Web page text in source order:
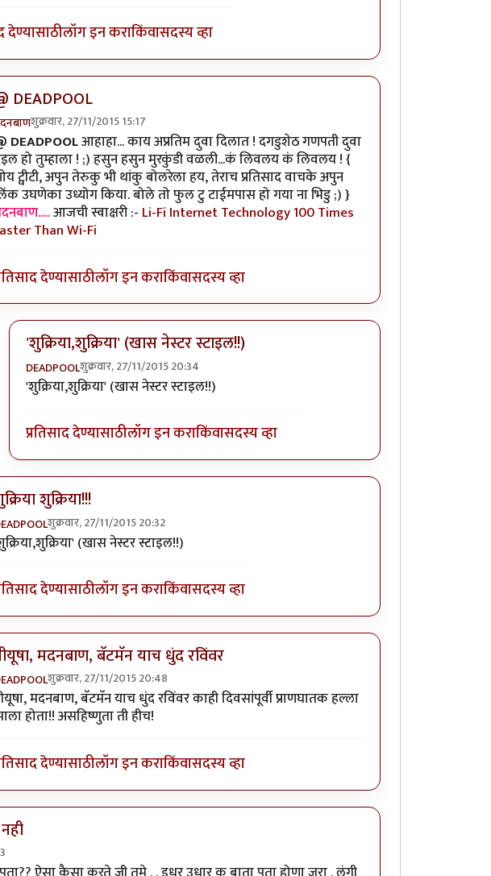
देण्यासाठीलॉग इन कराकिंवासदस्य व्हा
DEADPOOL
शुक्रवार, 27/11/2015 15:17
reply toवा तुमच्यामुळे मी इतका विनोदीbyपियुशा
DEADPOOLआहाहा... काय अप्रतिम दुवा दिलात ! दगडुशेठ गणपती दुवा
हो तुम्हाला ! ;) हसुन हसुन मुरकुंडी वळली...कं लिवलय कं लिवलय ! {
ट्वीटी, अपुन तेरुकु भी थांकु बोलरेला हय, तेराच प्रतिसाद वाचके अपुन
उघणेका उध्योग किया. बोले तो फुल टु टाईमपास हो गया ना भिडु ;) }
आजची स्वाक्षरी :- Li-Fi Internet Technology 100 Times
Than Wi-Fi
देण्यासाठीलॉग इन कराकिंवासदस्य व्हा
'शुक्रिया,शुक्रिया' (खास नेस्टर स्टाइल!!)
DEADPOOLशुक्रवार, 27/11/2015 20:34
In reply to@ DEADPOOLbyमदनबाण
'शुक्रिया,शुक्रिया' (खास नेस्टर स्टाइल!!)
प्रतिसाद देण्यासाठीलॉग इन कराकिंवासदस्य व्हा
शुक्रिया!!!
शुक्रवार, 27/11/2015 20:32
reply toवा तुमच्यामुळे मी इतका विनोदी
(खास नेस्टर स्टाइल!!)
देण्यासाठीलॉग इन कराकिंवासदस्य व्हा
मदनबाण, बॅटमॅन याच धुंद रविंवर
शुक्रवार, 27/11/2015 20:48
reply toवा तुमच्यामुळे मी इतका विनोदीbyपियुशा
मदनबाण, बॅटमॅन याच धुंद रविंवर काही दिवसांपूर्वी प्राणघातक हल्ला
होता!! असहिष्णुता ती हीच!
देण्यासाठीलॉग इन कराकिंवासदस्य व्हा